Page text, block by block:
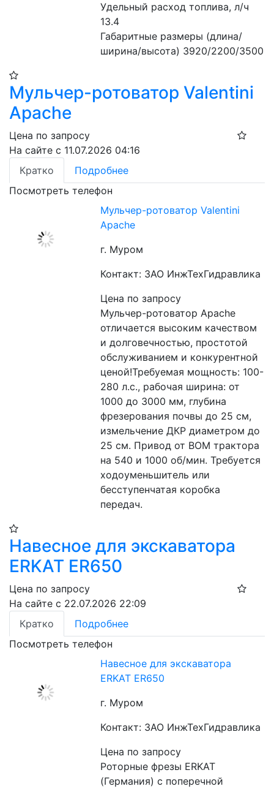
Удельный расход топлива, л/ч
13.4
Габаритные размеры (длина/
ширина/высота) 3920/2200/3500
Мульчер-ротоватор Valentini
Apache
Цена по запросу
На сайте с 11.07.2026 04:16
Кратко
Подробнее
Посмотреть телефон
Мульчер-ротоватор Valentini
Apache
г. Муром
Контакт: ЗАО ИнжТехГидравлика
Цена по запросу
Мульчер-ротоватор Apache
отличается высоким качеством
и долговечностью, простотой
обслуживанием и конкурентной
ценой!Требуемая мощность: 100-
280 л.с., рабочая ширина: от
1000 до 3000 мм, глубина
фрезерования почвы до 25 см,
измельчение ДКР диаметром до
25 см. Привод от ВОМ трактора
на 540 и 1000 об/мин. Требуется
ходоуменьшитель или
бесступенчатая коробка
передач.
Навесное для экскаватора
ERKAT ER650
Цена по запросу
На сайте с 22.07.2026 22:09
Кратко
Подробнее
Посмотреть телефон
Навесное для экскаватора
ERKAT ER650
г. Муром
Контакт: ЗАО ИнжТехГидравлика
Цена по запросу
Роторные фрезы ERKAT
(Германия) c поперечной